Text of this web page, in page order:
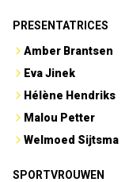
PRESENTATRICES
Amber Brantsen
Eva Jinek
Hélène Hendriks
Malou Petter
Welmoed Sijtsma
SPORTVROUWEN